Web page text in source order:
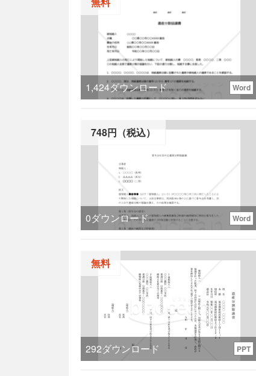
1,424ダウンロード Word
748円（税込）
0ダウンロード Word
無料
292ダウンロード PPT